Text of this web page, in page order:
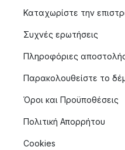
Καταχωρίστε την
Συχνές ερωτήσεις
Πληροφόριες
Παρακολουθείστε το
Όροι και Προϋποθέσεις
Πολιτική Απορρήτου
Cookies